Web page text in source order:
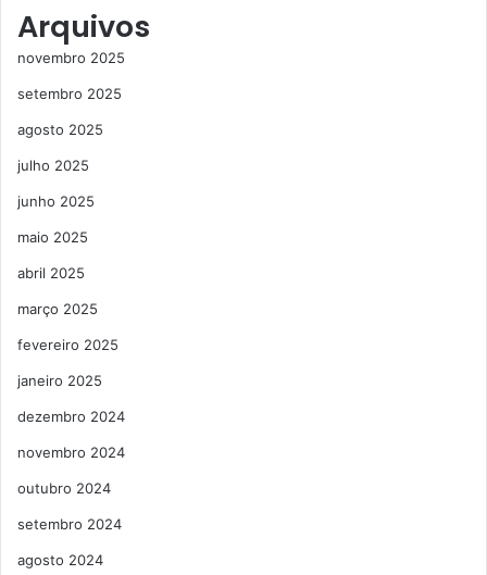
Arquivos
novembro 2025
setembro 2025
agosto 2025
julho 2025
junho 2025
maio 2025
abril 2025
março 2025
fevereiro 2025
janeiro 2025
dezembro 2024
novembro 2024
outubro 2024
setembro 2024
agosto 2024